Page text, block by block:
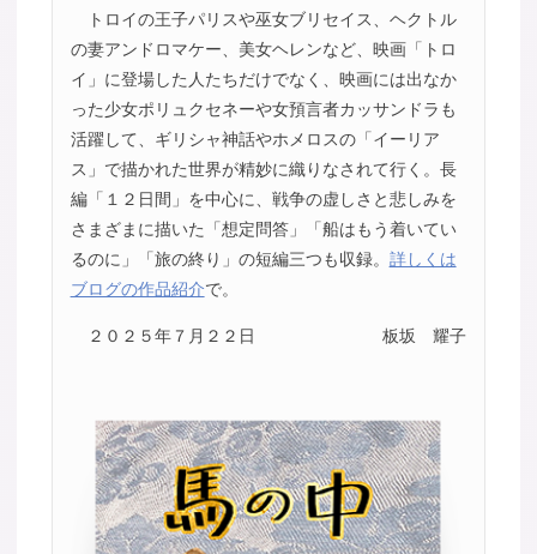
トロイの王子パリスや巫女ブリセイス、ヘクトル
の妻アンドロマケー、美女ヘレンなど、映画「トロ
イ」に登場した人たちだけでなく、映画には出なか
った少女ポリュクセネーや女預言者カッサンドラも
活躍して、ギリシャ神話やホメロスの「イーリア
ス」で描かれた世界が精妙に織りなされて行く。長
編「１２日間」を中心に、戦争の虚しさと悲しみを
さまざまに描いた「想定問答」「船はもう着いてい
るのに」「旅の終り」の短編三つも収録。 詳しくは
ブログの作品紹介で。
２０２５年７月２２日 板坂 耀子